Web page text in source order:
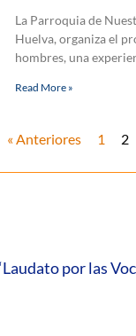
La Parroquia de
Huelva, organiza el
hombres, una
Read More »
« Anteriores 1 2